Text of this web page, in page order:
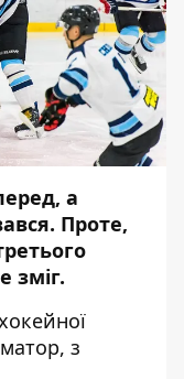
а
Проте,
зміг.
, з